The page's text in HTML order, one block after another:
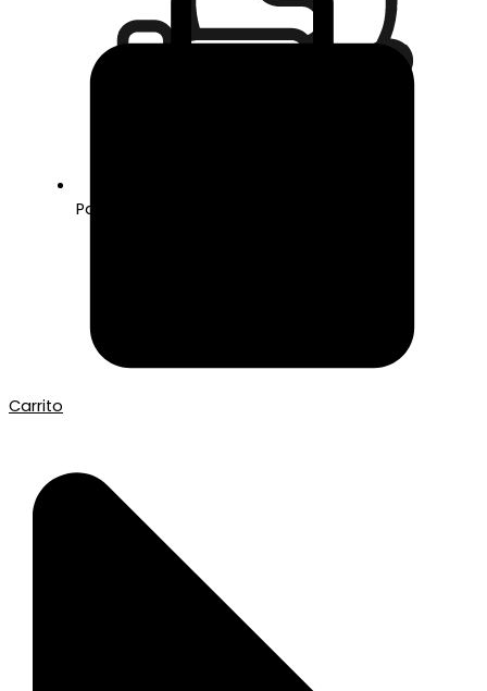
Carrito
Pago seguro con Tarjeta o Bizum